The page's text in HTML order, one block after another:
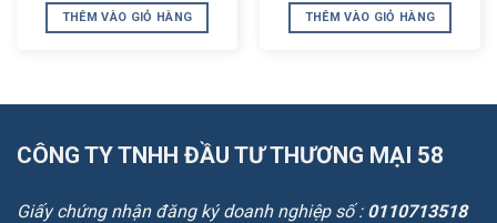
là:
150.000₫.
tại
là:
99.000₫.
THÊM VÀO GIỎ HÀNG
là:
300.000₫.
tại
là:
250.000₫.
THÊM VÀO GIỎ HÀNG
CÔNG TY TNHH ĐẦU TƯ THƯƠNG MẠI 58
Giấy chứng nhận đăng ký doanh nghiệp số : 0110713518